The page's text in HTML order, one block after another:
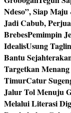
Ndeso”, Siap
Jadi Cabub,
BrebesPemimpin
IdealisUsung
Bantu
Targetkan
TimurCatur
Jalur Tol Menuju
Melalui Literasi